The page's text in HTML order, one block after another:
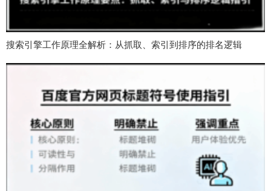
搜索引擎工作原理全解析：从抓取、索引到排序的排名逻辑